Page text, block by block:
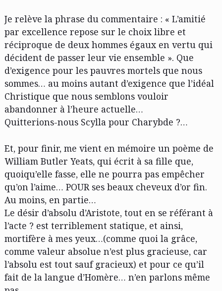
Je relève la phrase du commentaire : « L’amitié
par excellence repose sur le choix libre et
réciproque de deux hommes égaux en vertu qui
décident de passer leur vie ensemble ». Que
d’exigence pour les pauvres mortels que nous
sommes… au moins autant d’exigence que l’idéal
Christique que nous semblons vouloir
abandonner à l’heure actuelle…
Quitterions-nous Scylla pour Charybde ?…
Et, pour finir, me vient en mémoire un poème de
William Butler Yeats, qui écrit à sa fille que,
quoiqu’elle fasse, elle ne pourra pas empêcher
qu’on l’aime… POUR ses beaux cheveux d’or fin.
Au moins, en partie…
Le désir d’absolu d’Aristote, tout en se référant à
l’acte ? est terriblement statique, et ainsi,
mortifère à mes yeux…(comme quoi la grâce,
comme valeur absolue n’est plus gracieuse, car
l’absolu est tout sauf gracieux) et pour ce qu’il
fait de la langue d’Homère… n’en parlons même